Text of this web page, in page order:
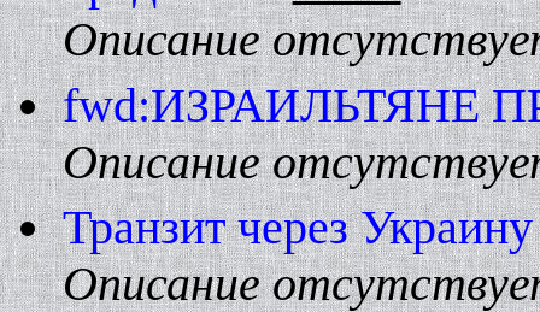
Описание
fwd:ИЗРАИЛЬТЯHЕ
Описание
Транзит через Украину
Описание